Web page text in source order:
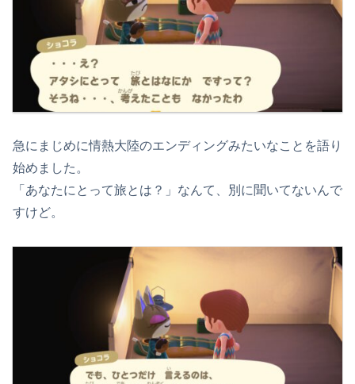
急にまじめに情熱大陸のエンディングみたいなことを語り
始めました。
「あなたにとって旅とは？」なんて、別に聞いてないんで
すけど。